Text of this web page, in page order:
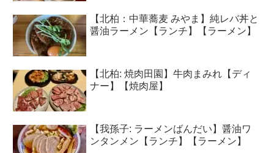
【北柏：中華蕎麦 みやま】純レバ丼と
醤油ラーメン【ランチ】【ラーメン】
【北柏: 焼肉田園】牛肉まみれ【ディ
ナー】【焼肉屋】
【我孫子: ラーメンばんだい】醤油ワ
ンタンメン【ランチ】【ラーメン】